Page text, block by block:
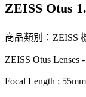
ZEISS Otus
商品類別：ZEISS
ZEISS Otus Lenses
Focal Length : 55mm